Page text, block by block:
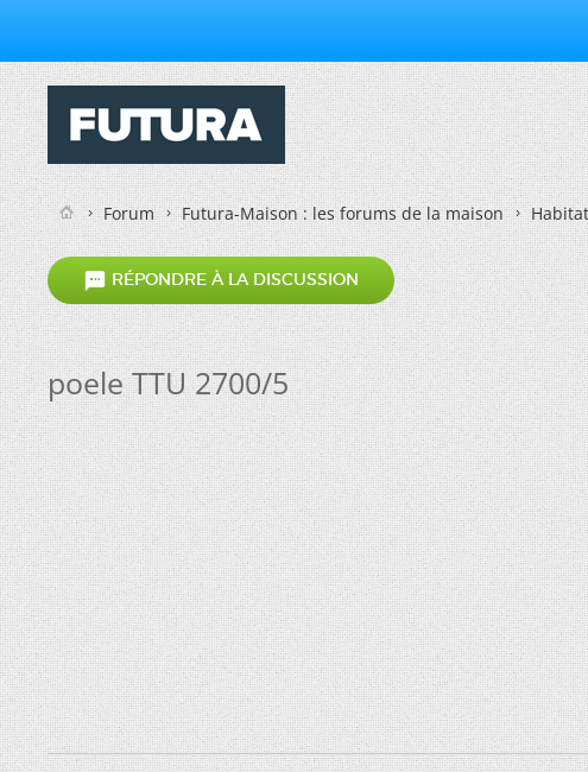
Forum Futura-Maison : les forums de la maison
 RÉPONDRE À LA DISCUSSION
poele TTU 2700/5